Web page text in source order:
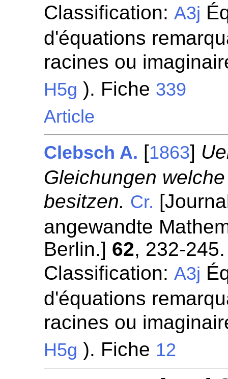
Classification:A3j
d'équations
racines ou
H5g ). Fiche 339
Article
Clebsch A. [1863]
Gleichungen
besitzen. Cr.
angewandte
Berlin.] 62, 232-245.
Classification:A3j
d'équations
racines ou
H5g ). Fiche 12